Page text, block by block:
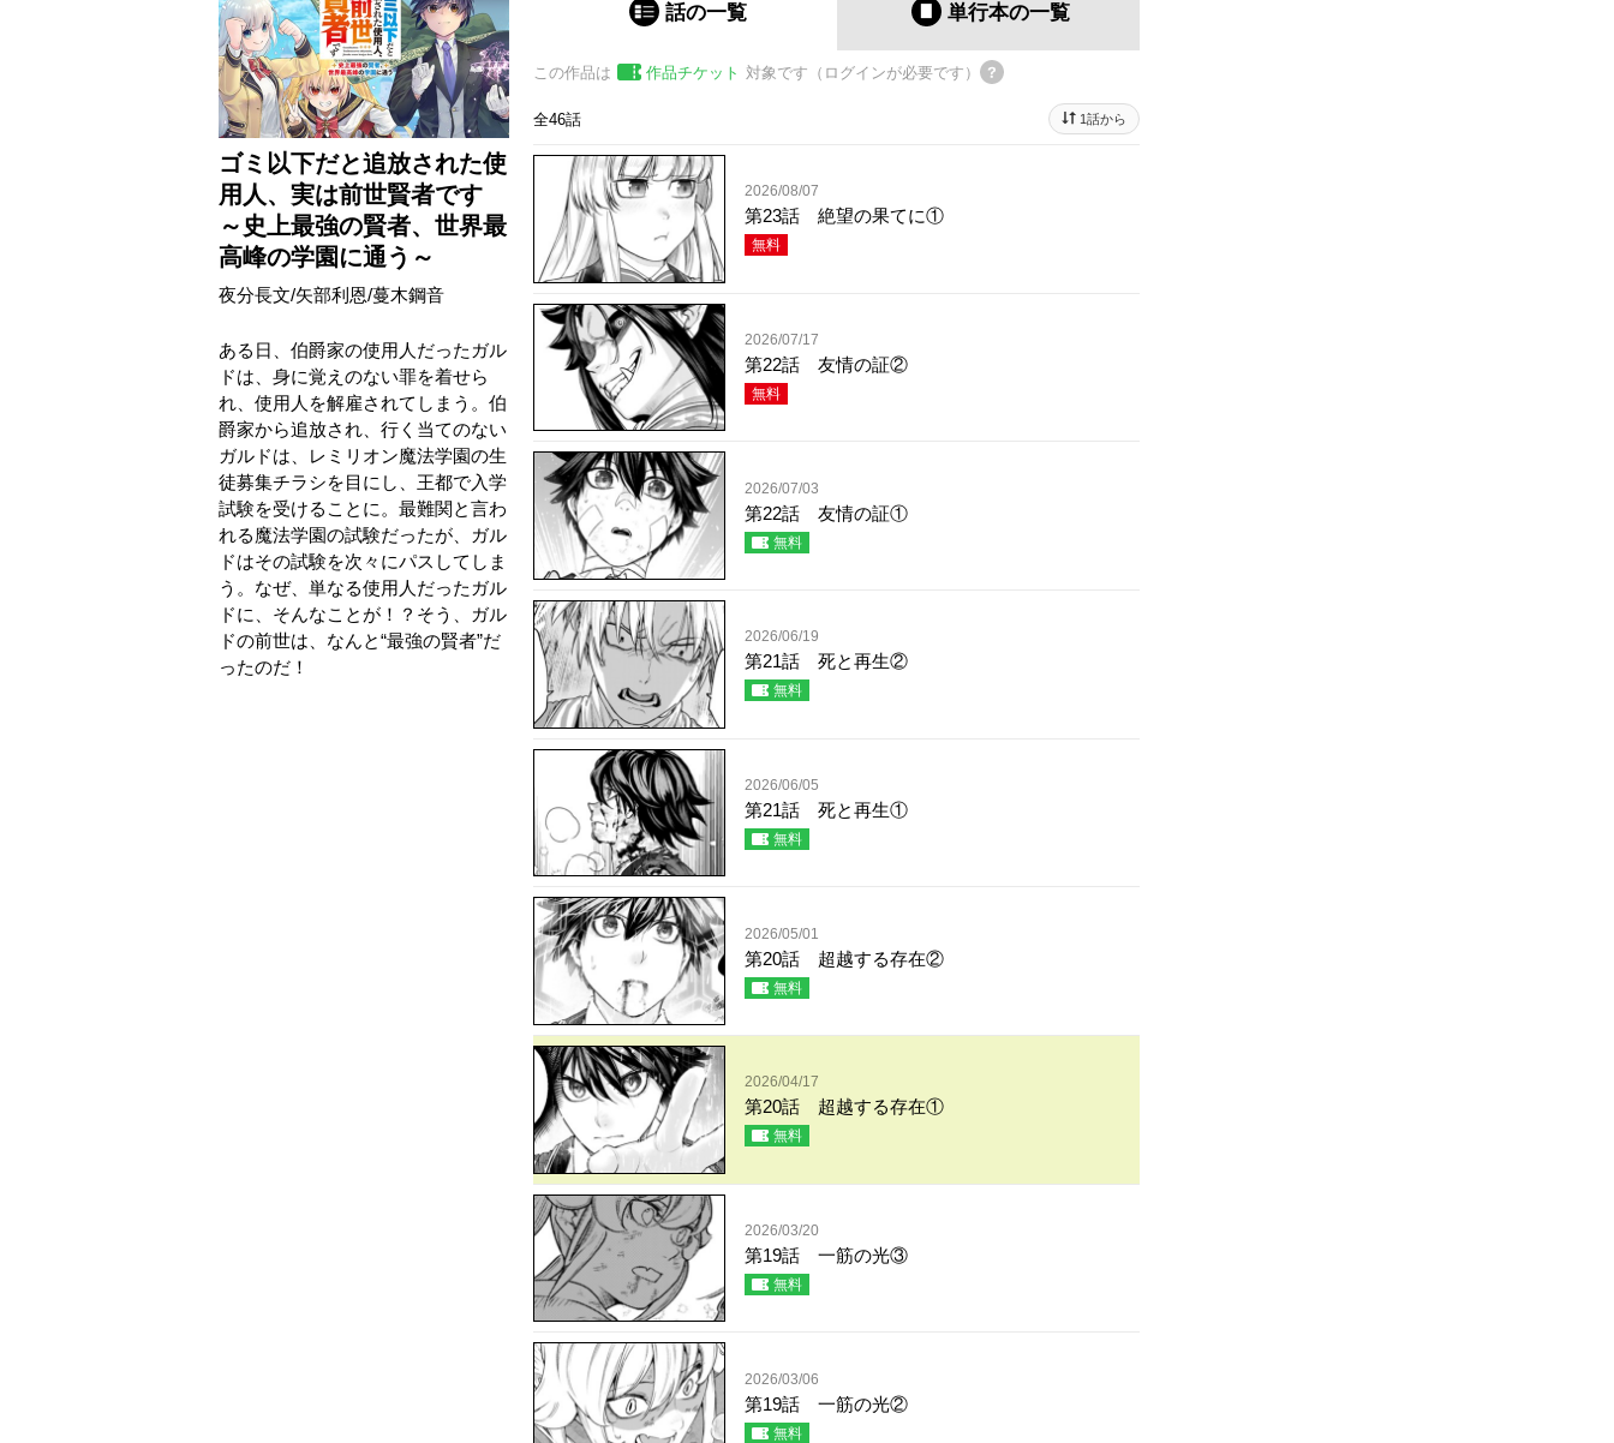
ゴミ以下だと追放された使
用人、実は前世賢者です
～史上最強の賢者、世界最
高峰の学園に通う～
夜分長文/矢部利恩/蔓木鋼音
ある日、伯爵家の使用人だったガル
ドは、身に覚えのない罪を着せら
れ、使用人を解雇されてしまう。伯
爵家から追放され、行く当てのない
ガルドは、レミリオン魔法学園の生
徒募集チラシを目にし、王都で入学
試験を受けることに。最難関と言わ
れる魔法学園の試験だったが、ガル
ドはその試験を次々にパスしてしま
う。なぜ、単なる使用人だったガル
ドに、そんなことが！？そう、ガル
ドの前世は、なんと“最強の賢者”だ
ったのだ！
話の一覧 単行本の一覧
この作品は 作品チケット 対象です（ログインが必要です）
全46話 1話から
2026/08/07
第23話 絶望の果てに①
無料
2026/07/17
第22話 友情の証②
無料
2026/07/03
第22話 友情の証①
無料
2026/06/19
第21話 死と再生②
無料
2026/06/05
第21話 死と再生①
無料
2026/05/01
第20話 超越する存在②
無料
2026/04/17
第20話 超越する存在①
無料
2026/03/20
第19話 一筋の光③
無料
2026/03/06
第19話 一筋の光②
無料